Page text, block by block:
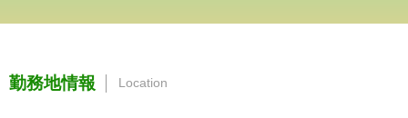
勤務地情報 Location